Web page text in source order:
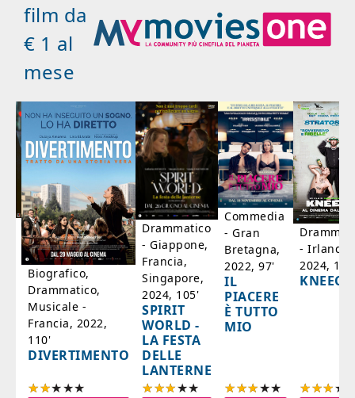
film da
€ 1 al
mese
Biografico,
Drammatico,
Musicale -
Francia, 2022,
110'
DIVERTIMENTO
Drammatico
- Giappone,
Francia,
Singapore,
2024, 105'
SPIRIT
WORLD -
LA FESTA
DELLE
LANTERNE
Commedia
- Gran
Bretagna,
2022, 97'
IL
PIACERE
È TUTTO
MIO
- Irlanda,
2024,